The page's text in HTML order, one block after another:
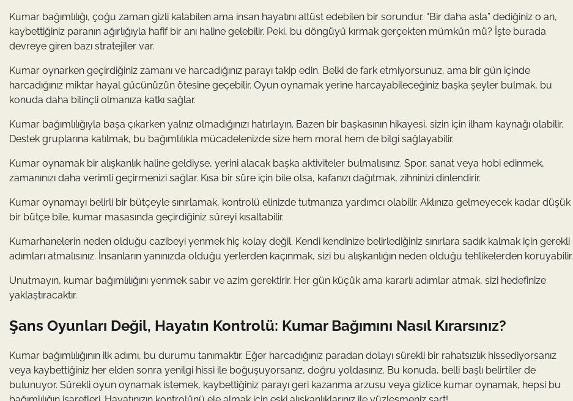
Kumar bağımlılığı, çoğu zaman gizli kalabilen ama insan hayatını altüst edebilen bir sorundur. “Bir daha asla” dediğiniz o an,
kaybettiğiniz paranın ağırlığıyla hafif bir anı haline gelebilir. Peki, bu döngüyü kırmak gerçekten mümkün mü? İşte burada
devreye giren bazı stratejiler var.
Kumar oynarken geçirdiğiniz zamanı ve harcadığınız parayı takip edin. Belki de fark etmiyorsunuz, ama bir gün içinde
harcadığınız miktar hayal gücünüzün ötesine geçebilir. Oyun oynamak yerine harcayabileceğiniz başka şeyler bulmak, bu
konuda daha bilinçli olmanıza katkı sağlar.
Kumar bağımlılığıyla başa çıkarken yalnız olmadığınızı hatırlayın. Bazen bir başkasının hikayesi, sizin için ilham kaynağı olabilir.
Destek gruplarına katılmak, bu bağımlılıkla mücadelenizde size hem moral hem de bilgi sağlayabilir.
Kumar oynamak bir alışkanlık haline geldiyse, yerini alacak başka aktiviteler bulmalısınız. Spor, sanat veya hobi edinmek,
zamanınızı daha verimli geçirmenizi sağlar. Kısa bir süre için bile olsa, kafanızı dağıtmak, zihninizi dinlendirir.
Kumar oynamayı belirli bir bütçeyle sınırlamak, kontrolü elinizde tutmanıza yardımcı olabilir. Aklınıza gelmeyecek kadar düşük
bir bütçe bile, kumar masasında geçirdiğiniz süreyi kısaltabilir.
Kumarhanelerin neden olduğu cazibeyi yenmek hiç kolay değil. Kendi kendinize belirlediğiniz sınırlara sadık kalmak için gerekli
adımları atmalısınız. İnsanların yanınızda olduğu yerlerden kaçınmak, sizi bu alışkanlığın neden olduğu tehlikelerden koruyabilir.
Unutmayın, kumar bağımlılığını yenmek sabır ve azim gerektirir. Her gün küçük ama kararlı adımlar atmak, sizi hedefinize
yaklaştıracaktır.
Şans Oyunları Değil, Hayatın Kontrolü: Kumar Bağımını Nasıl Kırarsınız?
Kumar bağımlılığının ilk adımı, bu durumu tanımaktır. Eğer harcadığınız paradan dolayı sürekli bir rahatsızlık hissediyorsanız
veya kaybettiğiniz her elden sonra yenilgi hissi ile boğuşuyorsanız, doğru yoldasınız. Bu konuda, belli başlı belirtiler de
bulunuyor. Sürekli oyun oynamak istemek, kaybettiğiniz parayı geri kazanma arzusu veya gizlice kumar oynamak, hepsi bu